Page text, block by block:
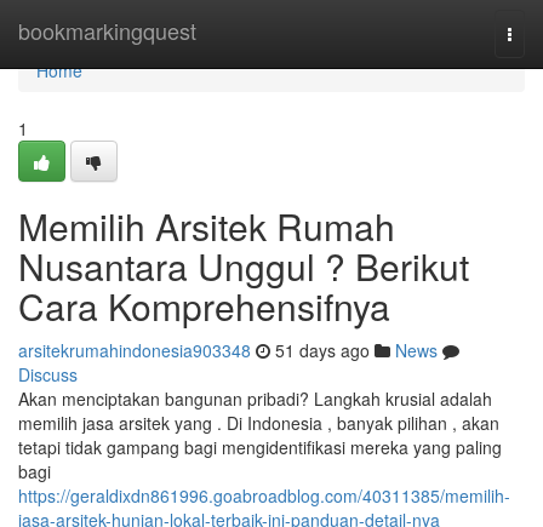
bookmarkingquest
Home
Home
1
Memilih Arsitek Rumah
Nusantara Unggul ? Berikut
Cara Komprehensifnya
arsitekrumahindonesia903348 51 days ago
News
Discuss
Akan menciptakan bangunan pribadi? Langkah krusial adalah
memilih jasa arsitek yang . Di Indonesia , banyak pilihan , akan
tetapi tidak gampang bagi mengidentifikasi mereka yang paling
bagi
https://geraldixdn861996.goabroadblog.com/40311385/memilih-
jasa-arsitek-hunian-lokal-terbaik-ini-panduan-detail-nya